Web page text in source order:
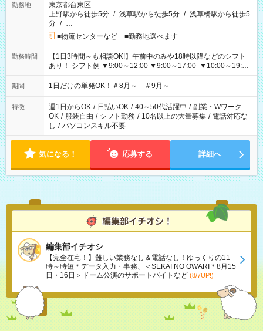
勤務地
東京都台東区
上野駅から徒歩5分 / 浅草駅から徒歩5分 / 浅草橋駅から徒歩5
分 / …
■物流センターなど ■勤務地選べます
勤務時間
【1日3時間～も相談OK!】午前中のみや18時以降などのシフト
あり！ シフト例 ▼9:00～12:00 ▼9:00～17:00 ▼10:00～19:00
▼18:00～21:00
期間 1日だけの単発OK！＃8月～ ＃9月～
特徴 週1日からOK / 日払いOK / 40～50代活躍中 / 副業・Wワーク
OK / 服装自由 / シフト勤務 / 10名以上の大量募集 / 電話対応な
し / パソコンスキル不要
気になる！ 応募する 詳細へ
編集部イチオシ
【完全在宅！】難しい業務なし＆電話なし！ゆっくりの11
時～時短＊データ入力・事務、＜SEKAI NO OWARI＊8月15
日・16日＞ドーム公演のサポートバイトなど (8/7UP!)